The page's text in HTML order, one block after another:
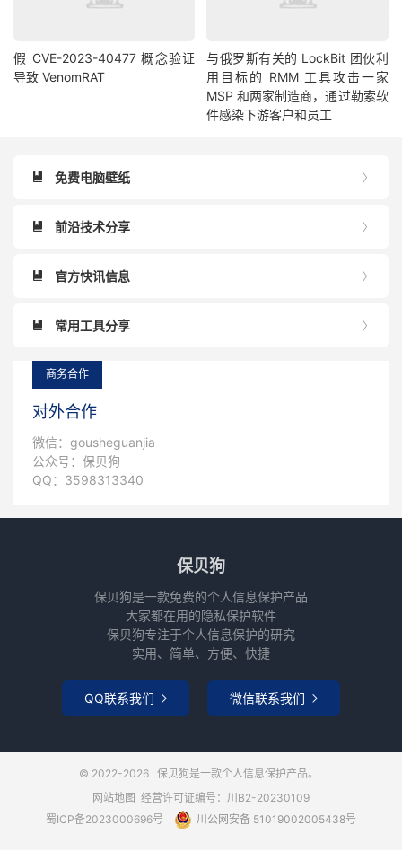
假 CVE-2023-40477 概念验证
导致 VenomRAT
与俄罗斯有关的 LockBit 团伙利
用目标的 RMM 工具攻击一家
MSP 和两家制造商，通过勒索软
件感染下游客户和员工

 免费电脑壁纸

 前沿技术分享

 官方快讯信息

 常用工具分享
商务合作
对外合作
微信：gousheguanjia
公众号：保贝狗
QQ：3598313340
保贝狗
保贝狗是一款免费的个人信息保护产品
大家都在用的隐私保护软件
保贝狗专注于个人信息保护的研究
实用、简单、方便、快捷
QQ联系我们  微信联系我们 
© 2022-2026 保贝狗是一款个人信息保护产品。
网站地图 经营许可证编号：川B2-20230109
蜀ICP备2023000696号
川公网安备 51019002005438号